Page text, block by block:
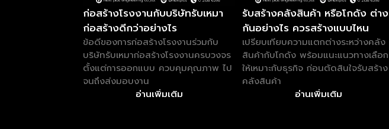
ก่อสร้างโรงงานกับบริษัทรับเหมา
ก่อสร้างดีกว่าอย่างไร
ข้อดีของการก่อสร้างโรงงานร่วมกับ
บริษัทรับเหมาก่อสร้างโรงงานครบวงจร
ตั้งแต่การออกแบบ ควบคุมคุณภาพ ไป
จนถึงส่งมอบงาน
อ่านเพิ่มเติม
รับสร้างคลังสินค้า หรือโกดัง ต่าง
กันอย่างไร ควรสร้างแบบไหน
เปรียบเทียบความแตกต่างระหว่างคลัง
สินค้ากับโกดัง พร้อมแนะแนวทางเลือก
ให้เหมาะกับธุรกิจ ก่อนตัดสินใจรับสร้าง
คลังสินค้า
อ่านเพิ่มเติม